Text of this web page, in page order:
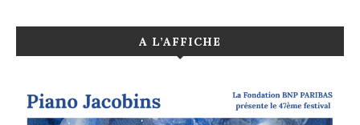
A L’AFFICHE